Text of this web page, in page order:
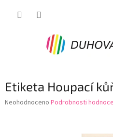
Etiketa Houpací
Průměrné
Neohodnoceno Podrobnosti